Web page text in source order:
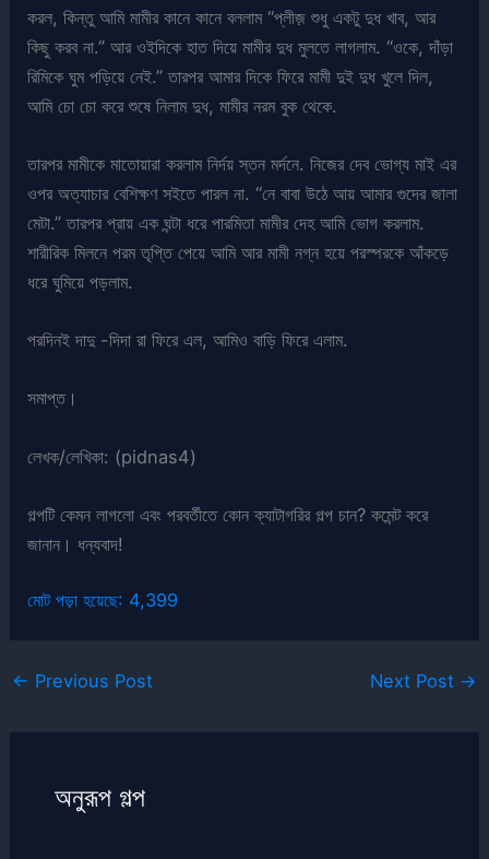
করল, কিন্তু আমি মামীর কানে কানে বললাম “প্লীজ় শুধু একটু দুধ খাব, আর
কিছু করব না.” আর ওইদিকে হাত দিয়ে মামীর দুধ মুলতে লাগলাম. “ওকে, দাঁড়া
রিমিকে ঘুম পড়িয়ে নেই.” তারপর আমার দিকে ফিরে মামী দুই দুধ খুলে দিল,
আমি চো চো করে শুষে নিলাম দুধ, মামীর নরম বুক থেকে.
তারপর মামীকে মাতোয়ারা করলাম নির্দয় স্তন মর্দনে. নিজের দেব ভোগ্য মাই এর
ওপর অত্যাচার বেশিক্ষণ সইতে পারল না. “নে বাবা উঠে আয় আমার গুদের জালা
মেটা.” তারপর প্রায় এক ঘন্টা ধরে পারমিতা মামীর দেহ আমি ভোগ করলাম.
শারীরিক মিলনে পরম তৃপ্তি পেয়ে আমি আর মামী নগ্ন হয়ে পরস্পরকে আঁকড়ে
ধরে ঘুমিয়ে পড়লাম.
পরদিনই দাদু -দিদা রা ফিরে এল, আমিও বাড়ি ফিরে এলাম.
সমাপ্ত।
লেখক/লেখিকা: (pidnas4)
গল্পটি কেমন লাগলো এবং পরবর্তীতে কোন ক্যাটাগরির গল্প চান? কমেন্ট করে
জানান। ধন্যবাদ!
মোট পড়া হয়েছে: 4,399
← Previous Post Next Post →
অনুরূপ গল্প